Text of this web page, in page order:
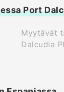
Port
Myytävät
Dalcudia